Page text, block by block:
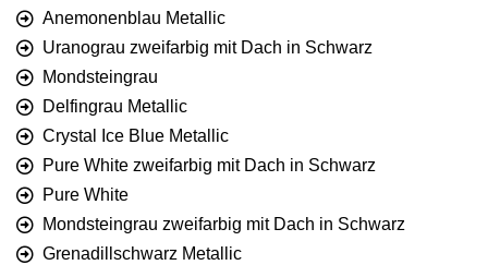
Anemonenblau Metallic
Uranograu zweifarbig mit Dach in Schwarz
Mondsteingrau
Delfingrau Metallic
Crystal Ice Blue Metallic
Pure White zweifarbig mit Dach in Schwarz
Pure White
Mondsteingrau zweifarbig mit Dach in Schwarz
Grenadillschwarz Metallic